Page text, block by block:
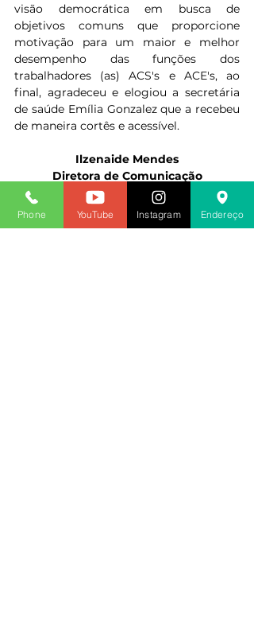
visão democrática em busca de
objetivos comuns que proporcione
motivação para um maior e melhor
desempenho das funções dos
trabalhadores (as) ACS's e ACE's, ao
final, agradeceu e elogiou a secretária
de saúde Emília Gonzalez que a recebeu
de maneira cortês e acessível.
Ilzenaide Mendes
Diretora de Comunicação
2019Phone YouTube Instagram Endereço